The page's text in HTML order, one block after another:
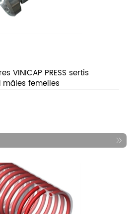
VINICAP PRESS sertis
mâles femelles